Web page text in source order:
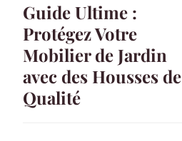
Guide Ultime :
Protégez Votre
Mobilier de Jardin
avec des Housses de
Qualité